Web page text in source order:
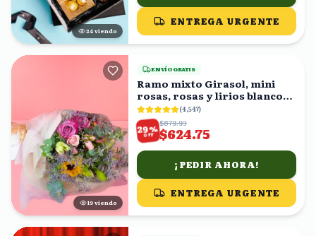
25 viendo
ENTREGA URGENTE
18 viendo
ENVÍO GRATIS
Ramo mixto Girasol, mini
rosas, rosas y lirios blancos
en ramo(4,547)
29%
OFF
$879.93
$624.75
¡PEDIR AHORA!
ENTREGA URGENTE